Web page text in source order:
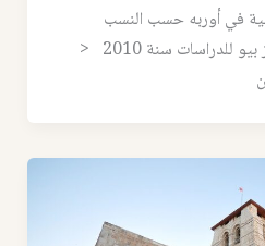
في أوربه حسب النسب
المئويّة؛ وفقًا لمعطيات مركز بيو للدراسات سنة 2010 <